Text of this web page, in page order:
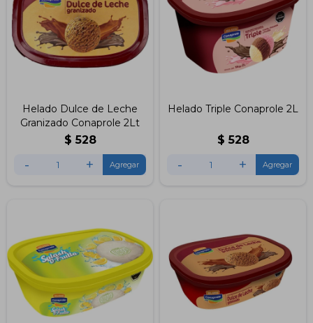
Helado Dulce de Leche
Granizado Conaprole 2Lt
$ 528
- +
Helado Triple Conaprole 2L
$ 528
- +